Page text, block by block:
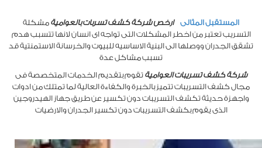
المستقبلالمثالى ارخص شركة كشف تسربات بالعوامية مشكلة
التسريب تعتبر من اخطر المشكلات التى تواجه اى انسان لانها تتسبب هدم
تشقق الجدران ووصلها الى البنية الاساسيه للبيوت والخرسانة الاستمنتية قد
تسبب مشاكل عدة
شركة كشف تسريبات العوامية تقوم بتقديم الخدمات المتخصصة فى
مجال كشف التسريبات تتميز بالخبرة والكفاءة العالية لما تمتلك من ادوات
واجهزة حديثة تكشف التسريبات دون تكسير عن طريق جهاز الهيدروجين
الذى يقوم بكشف التسريبات دون تكسير الجدران والارضيات